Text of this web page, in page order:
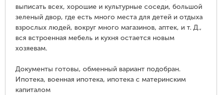
выписать всех, хорошие и культурные соседи, большой
зеленый двор, где есть много места для детей и отдыха
взрослых людей, вокруг много магазинов, аптек, и т. Д.,
вся встроенная мебель и кухня остается новым
хозяевам.
Документы готовы, обменный вариант подобран.
Ипотека, военная ипотека, ипотека с материнским
капиталом